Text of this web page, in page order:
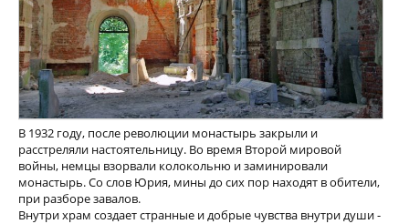
В 1932 году, после революции монастырь закрыли и
расстреляли настоятельницу. Во время Второй мировой
войны, немцы взорвали колокольню и заминировали
монастырь. Со слов Юрия, мины до сих пор находят в обители,
при разборе завалов.
Внутри храм создает странные и добрые чувства внутри души -